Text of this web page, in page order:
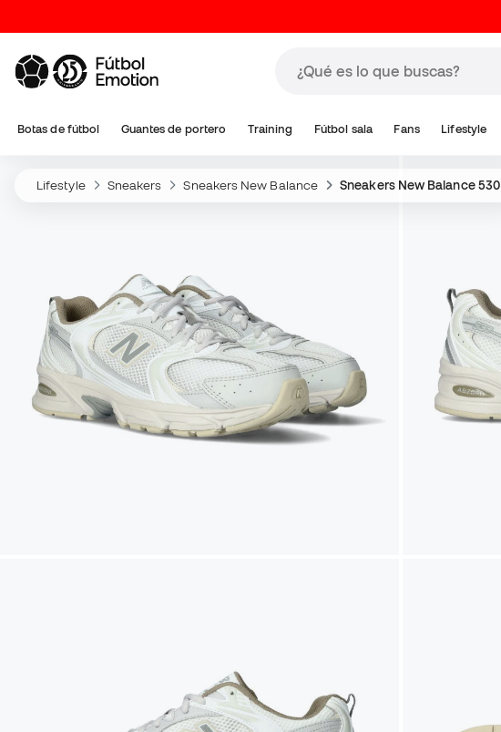
Botas de fútbol Guantes de portero Training Fútbol sala Fans Lifestyle
Lifestyle Sneakers Sneakers New Balance Sneakers New Balance 530